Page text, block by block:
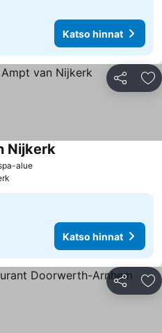
Katso hinnat
Jaa
alueKatso hinnat
NijkerkKatso hinnat
Katso hinnat
Jaa